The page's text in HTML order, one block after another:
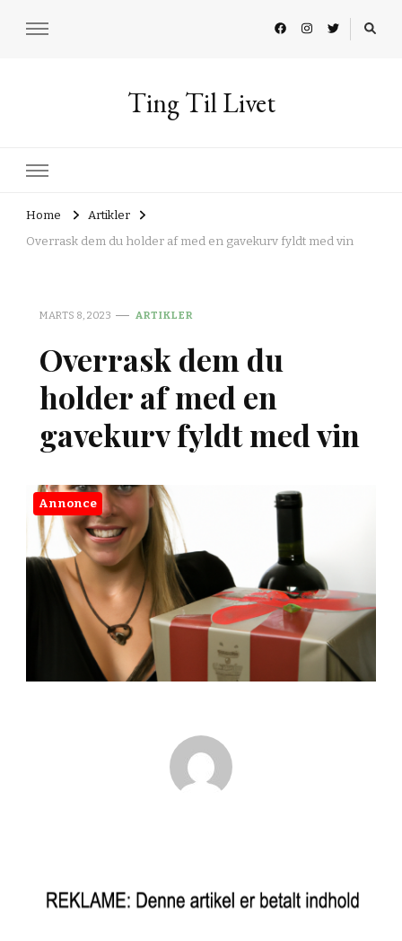
Ting Til Livet
Home
Artikler
Overrask dem du holder af med en gavekurv fyldt med vin
MARTS 8, 2023 ARTIKLER
Overrask dem du
holder af med en
gavekurv fyldt med vin
Annonce